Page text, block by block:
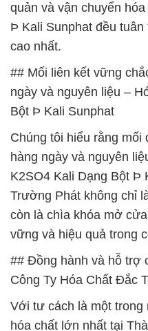
quản và vận chuyển
Þ Kali Sunphat đều
cao nhất.
## Mối liên kết vững
ngày và nguyên liệu –
Bột Þ Kali Sunphat
Chúng tôi hiểu rằng mối
hàng ngày và nguyên
K2SO4 Kali Dạng Bột Þ
Trường Phát không chỉ
còn là chìa khóa mở
vững và hiệu quả trong
## Đồng hành và hỗ trợ
Công Ty Hóa Chất Đắc
Với tư cách là một trong
hóa chất lớn nhất tại